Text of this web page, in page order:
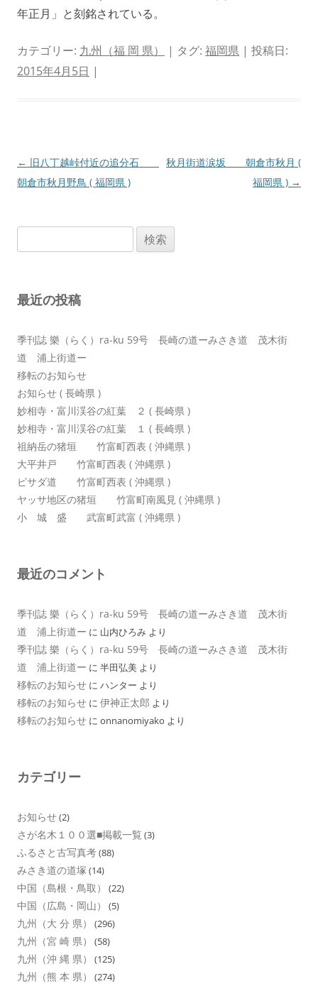
年正月」と刻銘されている。
カテゴリー: 九州（福 岡 県） | タグ: 福岡県 | 投稿日:
2015年4月5日 |
投
稿
ョ
← 旧八丁越峠付近の追分石
朝倉市秋月野鳥 ( 福岡県 )
秋月街道涙坂 朝倉市秋月 (
福岡県 ) →
索:
最近の投稿
季刊誌 樂（らく）ra-ku 59号 長崎の道ーみさき道 茂木街
道 浦上街道ー
移転のお知らせ
お知らせ ( 長崎県 )
妙相寺・富川渓谷の紅葉 ２ ( 長崎県 )
妙相寺・富川渓谷の紅葉 １ ( 長崎県 )
祖納岳の猪垣 竹富町西表 ( 沖縄県 )
大平井戸 竹富町西表 ( 沖縄県 )
ピサダ道 竹富町西表 ( 沖縄県 )
ヤッサ地区の猪垣 竹富町南風見 ( 沖縄県 )
小 城 盛 武富町武富 ( 沖縄県 )
最近のコメント
季刊誌 樂（らく）ra-ku 59号 長崎の道ーみさき道 茂木街
道 浦上街道ー に 山内ひろみ より
季刊誌 樂（らく）ra-ku 59号 長崎の道ーみさき道 茂木街
道 浦上街道ー に 半田弘美 より
移転のお知らせ に ハンター より
移転のお知らせ に 伊神正太郎 より
移転のお知らせ に onnanomiyako より
カテゴリー
お知らせ(2)
さが名木１００選■掲載一覧 (3)
ふるさと古写真考(88)
みさき道の道塚 (14)
中国（島根・鳥取） (22)
中国（広島・岡山） (5)
九州（大 分 県） (296)
九州（宮 崎 県） (58)
九州（沖 縄 県） (125)
九州（熊 本 県） (274)